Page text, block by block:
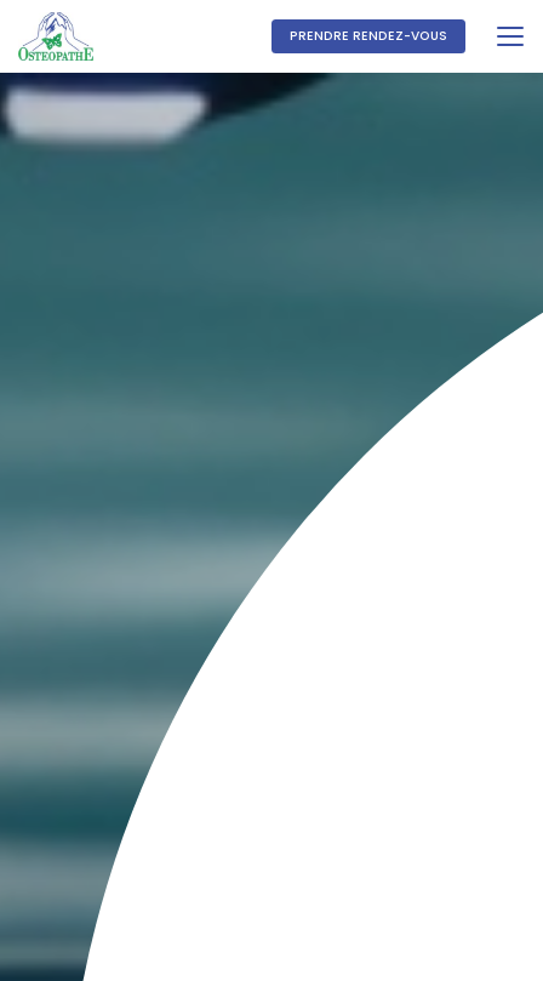
contenu
principal
PRENDRE RENDEZ-VOUS